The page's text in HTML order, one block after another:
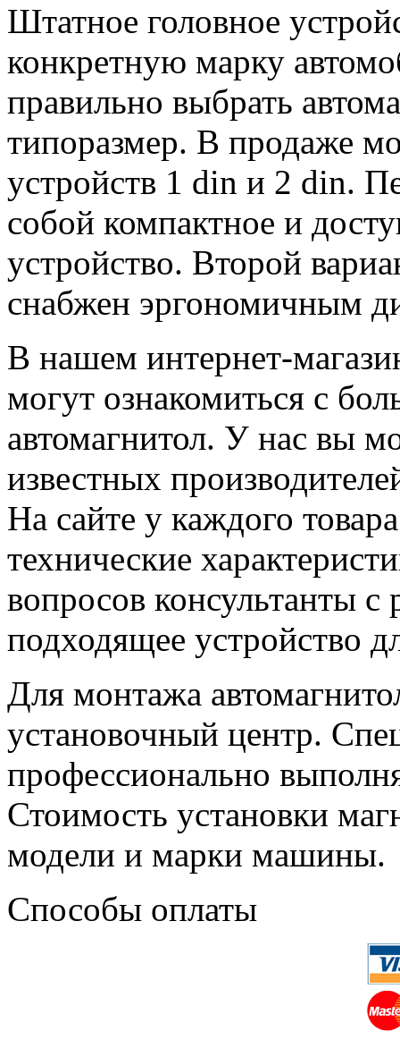
Штатное головное
конкретную марку
правильно выбрать
типоразмер. В продаже
устройств 1 din и 2 din.
собой компактное и
устройство. Второй
снабжен эргономичным
В нашем интернет-
могут ознакомиться с
автомагнитол. У нас вы
известных
На сайте у каждого
технические
вопросов консультанты
подходящее устройство
Для монтажа
установочный центр.
профессионально
Стоимость установки
модели и марки машины.
Способы оплаты